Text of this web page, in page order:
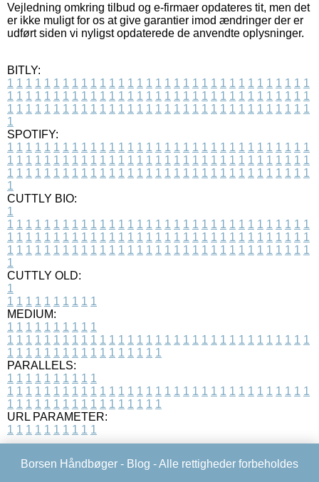
Vejledning omkring tilbud og e-firmaer opdateres tit, men det
er ikke muligt for os at give garantier imod ændringer der er
udført siden vi nyligst opdaterede de anvendte oplysninger.
BITLY:
1 1 1 1 1 1 1 1 1 1 1 1 1 1 1 1 1 1 1 1 1 1 1 1 1 1 1 1 1 1 1 1 1
1 1 1 1 1 1 1 1 1 1 1 1 1 1 1 1 1 1 1 1 1 1 1 1 1 1 1 1 1 1 1 1 1
1 1 1 1 1 1 1 1 1 1 1 1 1 1 1 1 1 1 1 1 1 1 1 1 1 1 1 1 1 1 1 1 1
1
SPOTIFY:
1 1 1 1 1 1 1 1 1 1 1 1 1 1 1 1 1 1 1 1 1 1 1 1 1 1 1 1 1 1 1 1 1
1 1 1 1 1 1 1 1 1 1 1 1 1 1 1 1 1 1 1 1 1 1 1 1 1 1 1 1 1 1 1 1 1
1 1 1 1 1 1 1 1 1 1 1 1 1 1 1 1 1 1 1 1 1 1 1 1 1 1 1 1 1 1 1 1 1
1
CUTTLY BIO:
1
1 1 1 1 1 1 1 1 1 1 1 1 1 1 1 1 1 1 1 1 1 1 1 1 1 1 1 1 1 1 1 1 1
1 1 1 1 1 1 1 1 1 1 1 1 1 1 1 1 1 1 1 1 1 1 1 1 1 1 1 1 1 1 1 1 1
1 1 1 1 1 1 1 1 1 1 1 1 1 1 1 1 1 1 1 1 1 1 1 1 1 1 1 1 1 1 1 1 1
1
CUTTLY OLD:
1
1 1 1 1 1 1 1 1 1 1
MEDIUM:
1 1 1 1 1 1 1 1 1 1
1 1 1 1 1 1 1 1 1 1 1 1 1 1 1 1 1 1 1 1 1 1 1 1 1 1 1 1 1 1 1 1 1
1 1 1 1 1 1 1 1 1 1 1 1 1 1 1 1 1
PARALLELS:
1 1 1 1 1 1 1 1 1 1
1 1 1 1 1 1 1 1 1 1 1 1 1 1 1 1 1 1 1 1 1 1 1 1 1 1 1 1 1 1 1 1 1
1 1 1 1 1 1 1 1 1 1 1 1 1 1 1 1 1
URL PARAMETER:
1 1 1 1 1 1 1 1 1 1
Borsen Håndbøger - Blog - Alle rettigheder forbeholdes